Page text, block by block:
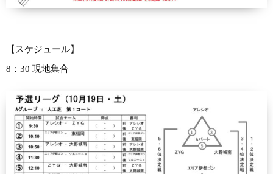
【スケジュール】
8：30 現地集合